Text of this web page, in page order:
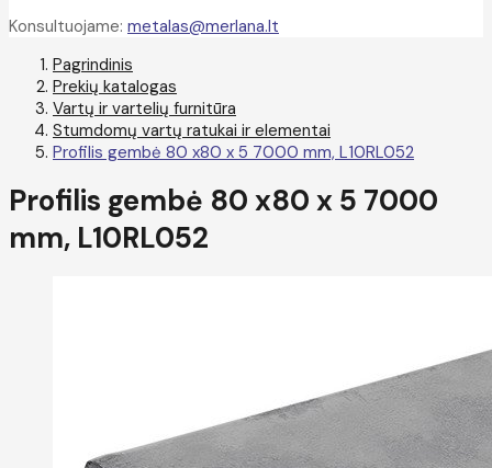
Konsultuojame: metalas@merlana.lt
Pagrindinis
Prekių katalogas
Vartų ir vartelių furnitūra
Stumdomų vartų ratukai ir elementai
Profilis gembė 80 x80 x 5 7000 mm, L10RL052
Profilis gembė 80 x80 x 5 7000
mm, L10RL052